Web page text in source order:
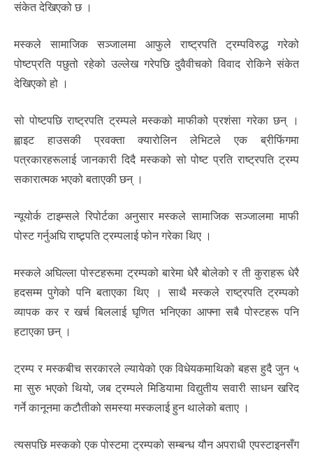
संकेत देखिएको छ ।
मस्कले सामाजिक सञ्जालमा आफुले राष्ट्रपति ट्रम्पविरुद्ध गरेको
पोष्टप्रति पछुतो रहेको उल्लेख गरेपछि दुवैवीचको विवाद रोकिने संकेत
देखिएको हो ।
सो पोष्टपछि राष्ट्रपति ट्रम्पले मस्कको माफीको प्रशंसा गरेका छन् ।
ह्वाइट हाउसकी प्रवक्ता क्यारोलिन लेभिटले एक ब्रीफिंगमा
पत्रकारहरूलाई जानकारी दिदै मस्कको सो पोष्ट प्रति राष्ट्रपति ट्रम्प
सकारात्मक भएको बताएकी छन् ।
न्यूयोर्क टाइम्सले रिपोर्टका अनुसार मस्कले सामाजिक सञ्जालमा माफी
पोस्ट गर्नुअघि राष्ट्र्पति ट्रम्पलाई फोन गरेका थिए ।
मस्कले अघिल्ला पोस्टहरूमा ट्रम्पको बारेमा धेरै बोलेको र ती कुराहरू धेरै
हदसम्म पुगेको पनि बताएका थिए । साथै मस्कले राष्ट्रपति ट्रम्पको
व्यापक कर र खर्च बिललाई घृणित भनिएका आफ्ना सबै पोस्टहरू पनि
हटाएका छन् ।
ट्रम्प र मस्कबीच सरकारले ल्यायेको एक विधेयकमाथिको बहस हुदै जुन ५
मा सुरु भएको थियो, जब ट्रम्पले मिडियामा विद्युतीय सवारी साधन खरिद
गर्ने कानूनमा कटौतीको समस्या मस्कलाई हुन थालेको बताए ।
त्यसपछि मस्कको एक पोस्टमा ट्रम्पको सम्बन्ध यौन अपराधी एपस्टाइनसँग